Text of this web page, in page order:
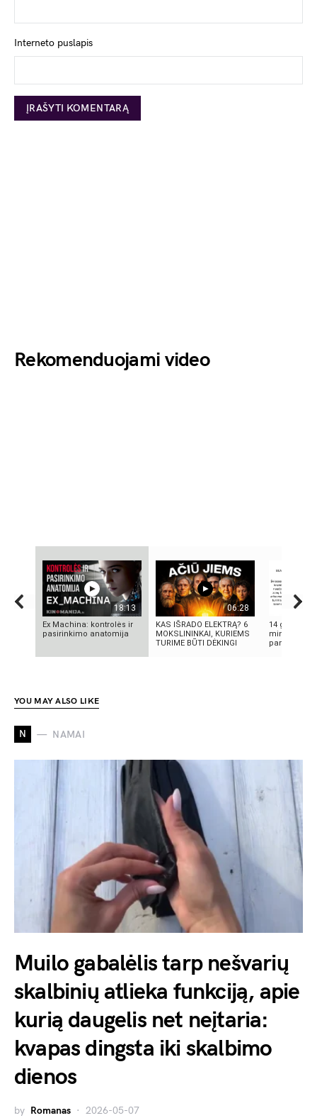
Interneto puslapis
Rekomenduojami video
18:13
Ex Machina: kontrolės ir
pasirinkimo anatomija
06:28
KAS IŠRADO ELEKTRĄ? 6
MOKSLININKAI, KURIEMS
TURIME BŪTI DĖKINGI
14 grožio
minutės |
pamoka
YOU MAY ALSO LIKE
N NAMAI
Muilo gabalėlis tarp nešvarių
skalbinių atlieka funkciją, apie
kurią daugelis net neįtaria:
kvapas dingsta iki skalbimo
dienos
by Romanas 2026-05-07